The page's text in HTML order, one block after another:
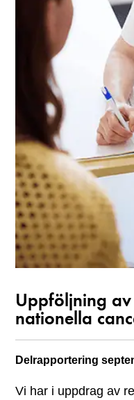
Uppföljning
nationella
Delrapportering
Vi har i uppdrag av